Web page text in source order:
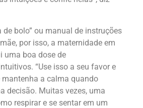
de bolo” ou manual de instruções
por isso, a maternidade em
uma boa dose de
“Use isso a seu favor e
mantenha a calma quando
decisão. Muitas vezes, uma
respirar e se sentar em um